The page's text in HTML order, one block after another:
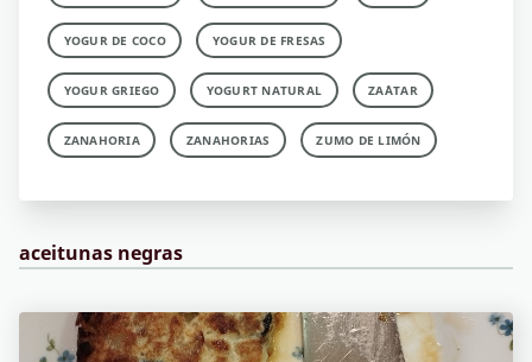
YOGUR DE COCO YOGUR DE FRESAS
YOGUR GRIEGO YOGURT NATURAL ZA´ATAR
ZANAHORIA ZANAHORIAS ZUMO DE LIMÓN
aceitunas negras